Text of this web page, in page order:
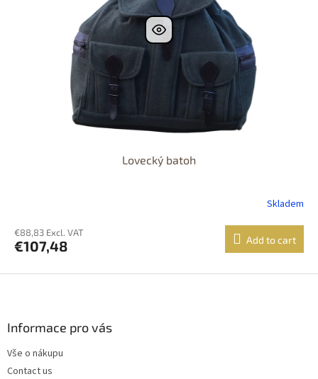
Lovecký batoh
Skladem
€88,83 Excl. VAT
€107,48 Add to cart
Informace pro vás
Vše o nákupu
Contact us